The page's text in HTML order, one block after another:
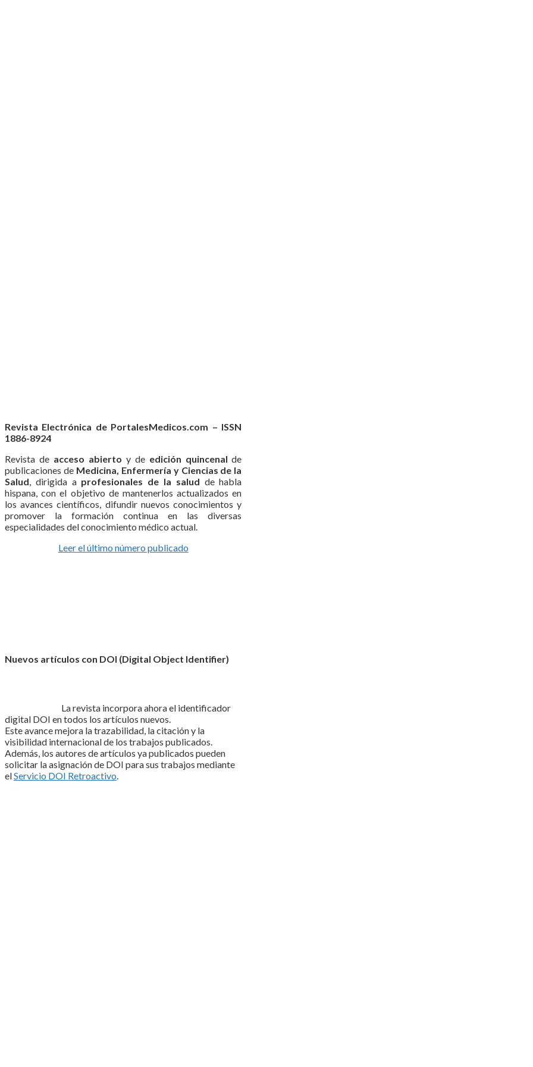
Revista Electrónica de PortalesMedicos.com – ISSN
1886-8924
Revista de acceso abierto y de edición quincenal de
publicaciones de Medicina, Enfermería y Ciencias de la
Salud , dirigida a profesionales de la salud de habla
hispana, con el objetivo de mantenerlos actualizados en
los avances científicos, difundir nuevos conocimientos y
promover la formación continua en las diversas
especialidades del conocimiento médico actual.
Leer el último número publicado
Nuevos artículos con DOI (Digital Object Identifier)
La revista incorpora ahora el identificador
digital DOI en todos los artículos nuevos.
Este avance mejora la trazabilidad, la citación y la
visibilidad internacional de los trabajos publicados.
Además, los autores de artículos ya publicados pueden
solicitar la asignación de DOI para sus trabajos mediante
elServicio DOI Retroactivo